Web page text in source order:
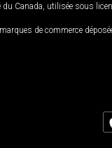
du Canada, utilisée sous
de commerce